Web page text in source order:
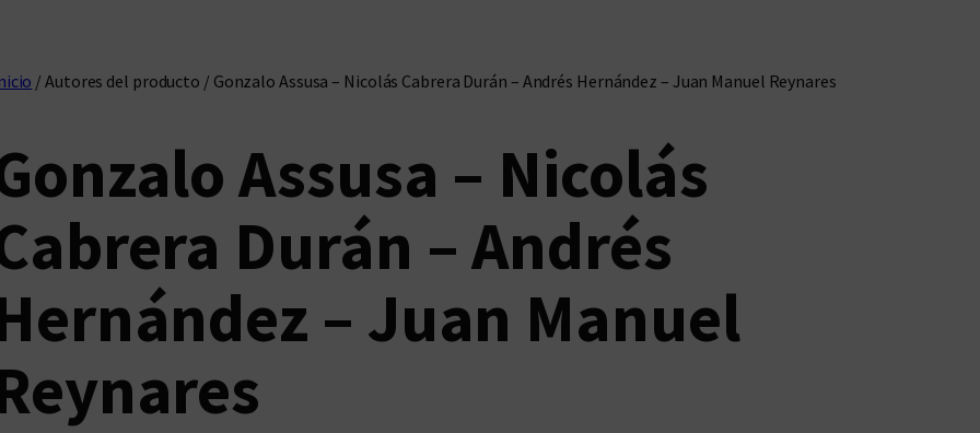
/ Autores del producto / Gonzalo Assusa – Nicolás Cabrera Durán – Andrés Hernández – Juan Manuel Reynares
Assusa – Nicolás
Durán – Andrés
– Juan Manuel